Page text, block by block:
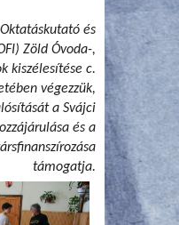
és
Zöld Óvoda-,
kiszélesítése c.
végezzük,
a Svájci
és a
támogatja.